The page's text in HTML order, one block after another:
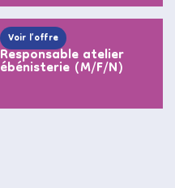
Voir l’offre
Responsable atelier
ébénisterie (M/F/N)